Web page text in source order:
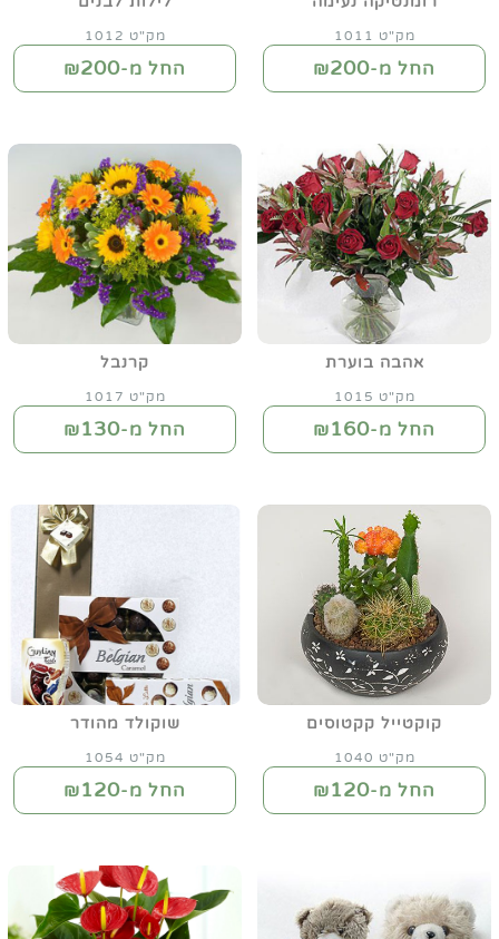
מק"ט 1011
החל מ-₪200
מק"ט 1012
החל מ-₪200
אהבה בוערת
מק"ט 1015
החל מ-₪160
קרנבל
מק"ט 1017
החל מ-₪130
קוקטייל קקטוסים
מק"ט 1040
החל מ-₪120
שוקולד מהודר
מק"ט 1054
החל מ-₪120